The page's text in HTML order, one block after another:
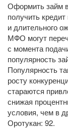
Оформить займ
получить
и длительного
МФО могут
с момента
популярность
Популярность
росту
стараются
снижая
условия, чем в
Оротукан: 92.